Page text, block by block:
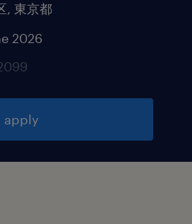
, 東京都
2026
apply